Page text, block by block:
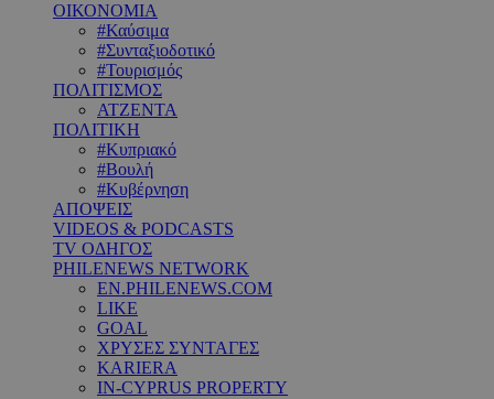
ΟΙΚΟΝΟΜΙΑ
#Καύσιμα
#Συνταξιοδοτικό
#Τουρισμός
ΠΟΛΙΤΙΣΜΟΣ
ΑΤΖΕΝΤΑ
ΠΟΛΙΤΙΚΗ
#Κυπριακό
#Βουλή
#Κυβέρνηση
ΑΠΟΨΕΙΣ
VIDEOS & PODCASTS
TV ΟΔΗΓΟΣ
PHILENEWS NETWORK
EN.PHILENEWS.COM
LIKE
GOAL
ΧΡΥΣΕΣ ΣΥΝΤΑΓΕΣ
KARIERA
IN-CYPRUS PROPERTY